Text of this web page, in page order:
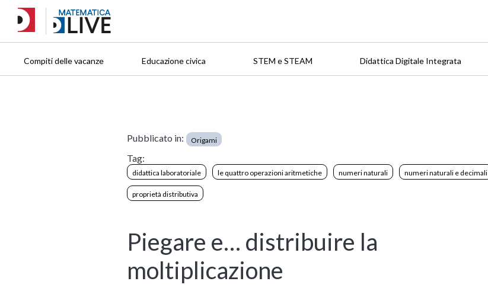
Compiti delle vacanze Educazione civica STEM e STEAM Didattica Digitale Integrata
Pubblicato in: Origami
Tag:
didattica laboratoriale le quattro operazioni aritmetiche numeri naturali numeri naturali e decimali
proprietà distributiva
Piegare e… distribuire la
moltiplicazione